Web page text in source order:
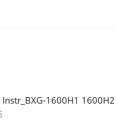
Instr_BXG-1600H1 1600H2